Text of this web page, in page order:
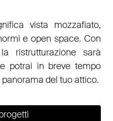
vista mozzafiato,
e open space. Con
ristrutturazione sarà
potrai in breve tempo
del tuo attico.